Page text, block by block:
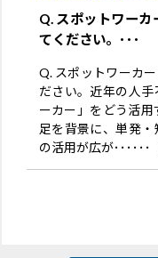
Q. スポットワー
てください。･･･
Q. スポットワーカ
ださい。近年の人
ーカー」をどう活
足を背景に、単発・
の活用が広が･･････